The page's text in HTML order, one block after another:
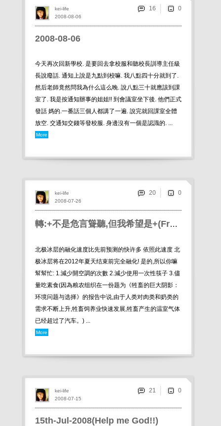
2008-08-06
今天再次回新學校. 是要回去拿校服和聽校長訓導主任級
長說廢話. 通知上說是九點到校嘛. 我八點四十分就到了.
然后老師竟然問我為什么這么晚. 說八點三十就應該到課
室了. 我是按通知辦事的姐姐!! 到會議室坐下後. 他們正式
發話 媽的.一番話三個人都講了一遍. 說完就回課室全體
放空. 交通知交錢等發校服. 身邊沒有一個是認識的. ...
More
2008-08-06
kei-life 16
轉:+不是危言聳聽,但我希望是+(Fromsatiety5)
北极冰层的融化速度比先前预测的快许多 依照此速度 北
极冰层将在2012年夏天结束前完全融化! 是的,所以你嘛
幫幫忙: 1.減少開空調的次數 2.減少使用一次性筷子 3.儘
量吃素食(因為粮农组织在一份题为《牲畜的巨大阴影：
环境问题与选择》的报告中说,由于人类对肉类和奶类的
需求不断上升,牲畜饲养业快速发展,牲畜产生的温室气体
已经超过了汽车。) ...
More
2008-07-26
kei-life 20
15th-Jul-2008(Help me God!!)
2008-07-15
kei-life 21